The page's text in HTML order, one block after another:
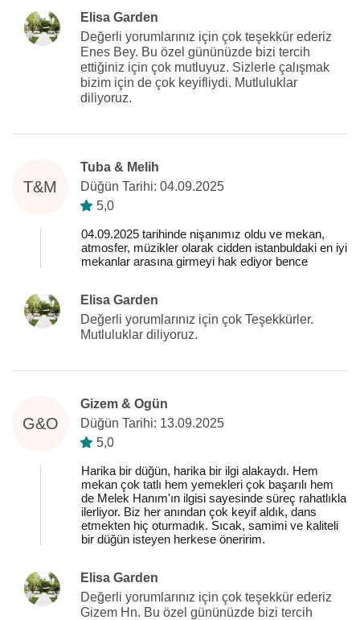
Elisa Garden
Değerli yorumlarınız için çok teşekkür ederiz
Enes Bey. Bu özel gününüzde bizi tercih
ettiğiniz için çok mutluyuz. Sizlerle çalışmak
bizim için de çok keyifliydi. Mutluluklar
diliyoruz.
T&M
Tuba & Melih
Düğün Tarihi: 04.09.2025
5,0
04.09.2025 tarihinde nişanımız oldu ve mekan,
atmosfer, müzikler olarak cidden istanbuldaki en iyi
mekanlar arasına girmeyi hak ediyor bence
Elisa Garden
Değerli yorumlarınız için çok Teşekkürler.
Mutluluklar diliyoruz.
G&O
Gizem & Ogün
Düğün Tarihi: 13.09.2025
5,0
Harika bir düğün, harika bir ilgi alakaydı. Hem
mekan çok tatlı hem yemekleri çok başarılı hem
de Melek Hanım'ın ilgisi sayesinde süreç rahatlıkla
ilerliyor. Biz her anından çok keyif aldık, dans
etmekten hiç oturmadık. Sıcak, samimi ve kaliteli
bir düğün isteyen herkese öneririm.
Elisa Garden
Değerli yorumlarınız için çok teşekkür ederiz
Gizem Hn. Bu özel gününüzde bizi tercih